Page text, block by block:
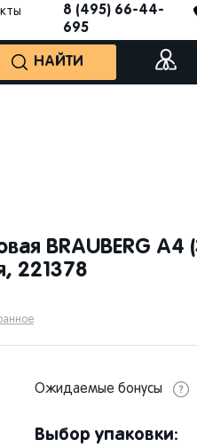
8 (495) 66-44-
695
НАЙТИ
BRAUBERG А4
221378
Ожидаемые бонусы
Выбор упаковки: